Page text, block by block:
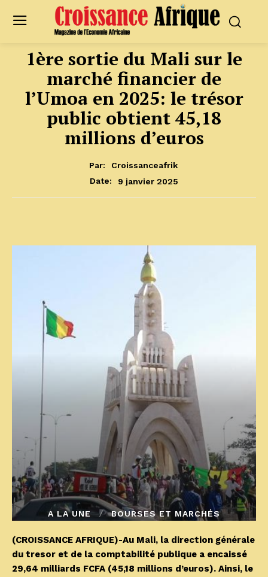
1ère sortie du Mali sur le
marché financier de
l’Umoa en 2025: le trésor
public obtient 45,18
millions d’euros
Par:
Croissanceafrik
Date:
9 janvier 2025
A LA UNE BOURSES ET MARCHÉS
(CROISSANCE AFRIQUE)-Au Mali, la direction générale
du tresor et de la comptabilité publique a encaissé
29,64 milliards FCFA (45,18 millions d’euros). Ainsi, le